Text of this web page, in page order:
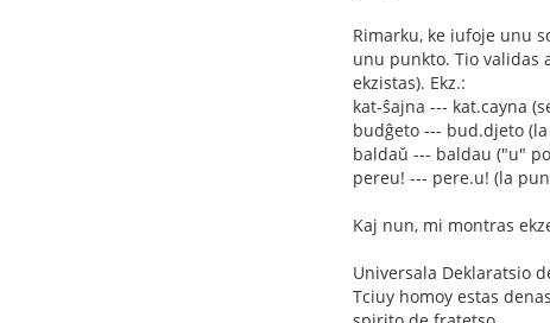
Rimarku, ke iufoje unu
unu punkto. Tio validas
ekzistas). Ekz.:
kat-ŝajna --- kat.cayna
budĝeto --- bud.djeto
baldaŭ --- baldau ("u"
pereu! --- pere.u! (la
Kaj nun, mi montras
Universala Deklaratsio
Tciuy homoy estas